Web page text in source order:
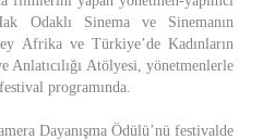
Odaklı Sinema ve Sinemanın
Afrika ve Türkiye’de Kadınların
Anlatıcılığı Atölyesi, yönetmenlerle
programında.
Dayanışma Ödülü’nü festivalde